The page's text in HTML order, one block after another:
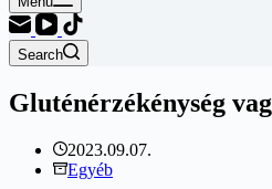
Search
Gluténérzékénység
2023.09.07.
Egyéb